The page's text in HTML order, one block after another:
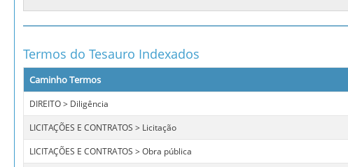
Termos do Tesauro Indexados
Caminho Termos
DIREITO > Diligência
LICITAÇÕES E CONTRATOS > Licitação
LICITAÇÕES E CONTRATOS > Obra pública